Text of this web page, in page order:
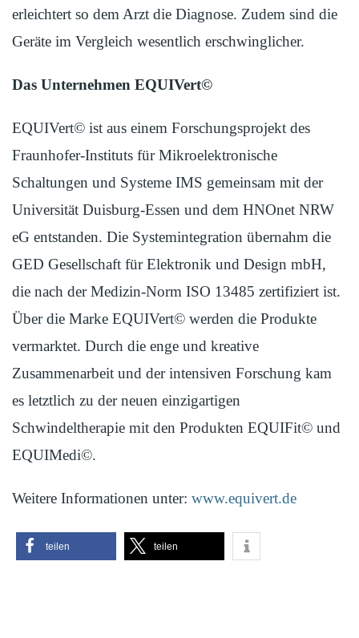
erleichtert so dem Arzt die Diagnose. Zudem sind die
Geräte im Vergleich wesentlich erschwinglicher.
Das Unternehmen EQUIVert©
EQUIVert© ist aus einem Forschungsprojekt des
Fraunhofer-Instituts für Mikroelektronische
Schaltungen und Systeme IMS gemeinsam mit der
Universität Duisburg-Essen und dem HNOnet NRW
eG entstanden. Die Systemintegration übernahm die
GED Gesellschaft für Elektronik und Design mbH,
die nach der Medizin-Norm ISO 13485 zertifiziert ist.
Über die Marke EQUIVert© werden die Produkte
vermarktet. Durch die enge und kreative
Zusammenarbeit und der intensiven Forschung kam
es letztlich zu der neuen einzigartigen
Schwindeltherapie mit den Produkten EQUIFit© und
EQUIMedi©.
Weitere Informationen unter: www.equivert.de
teilen teilen